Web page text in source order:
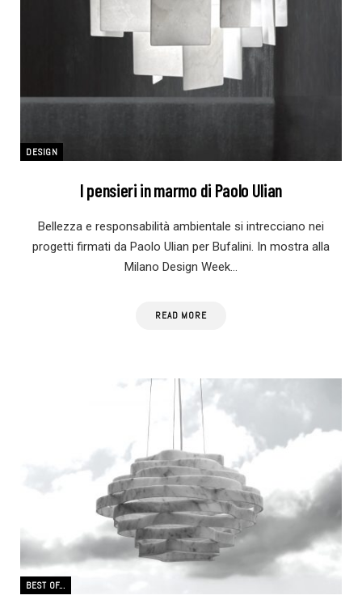
DESIGN
I pensieri in marmo di Paolo Ulian
Bellezza e responsabilità ambientale si intrecciano nei
progetti firmati da Paolo Ulian per Bufalini. In mostra alla
Milano Design Week…
READ MORE
BEST OF...